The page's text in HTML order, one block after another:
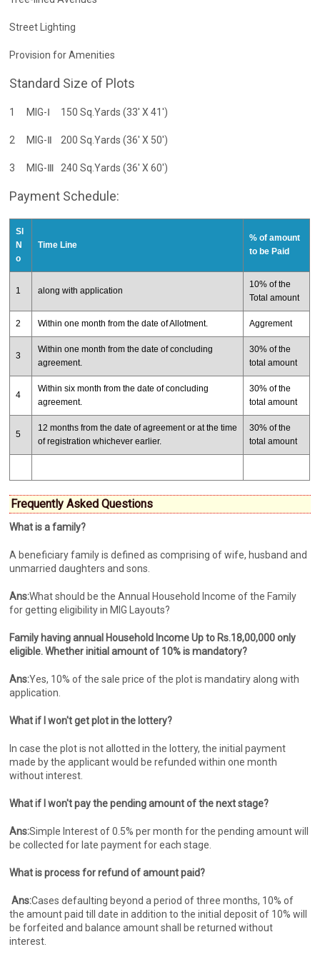
Street Lighting
Provision for Amenities
Standard Size of Plots
1 MIG-Ⅰ 150 Sq.Yards (33' X 41')
2 MIG-Ⅱ 200 Sq.Yards (36' X 50')
3 MIG-Ⅲ 240 Sq.Yards (36' X 60')
Payment Schedule:
Sl
N
o
Time Line
% of amount
to be Paid
1 along with application
10% of the
Total amount
2 Within one month from the date of Allotment. Aggrement
3
Within one month from the date of concluding
agreement.
30% of the
total amount
4
Within six month from the date of concluding
agreement.
30% of the
total amount
5
12 months from the date of agreement or at the time
of registration whichever earlier.
30% of the
total amount
Frequently Asked Questions
What is a family?
A beneficiary family is defined as comprising of wife, husband and
unmarried daughters and sons.
Ans:What should be the Annual Household Income of the Family
for getting eligibility in MIG Layouts?
Family having annual Household Income Up to Rs.18,00,000 only
eligible. Whether initial amount of 10% is mandatory?
Ans:Yes, 10% of the sale price of the plot is mandatiry along with
application.
What if I won't get plot in the lottery?
In case the plot is not allotted in the lottery, the initial payment
made by the applicant would be refunded within one month
without interest.
What if I won't pay the pending amount of the next stage?
Ans:Simple Interest of 0.5% per month for the pending amount will
be collected for late payment for each stage.
What is process for refund of amount paid?
Ans:Cases defaulting beyond a period of three months, 10% of
the amount paid till date in addition to the initial deposit of 10% will
be forfeited and balance amount shall be returned without
interest.